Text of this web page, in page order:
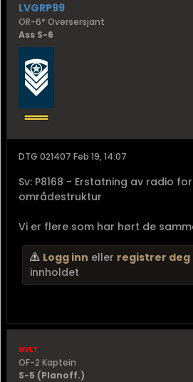
LVGRP99
OR-6* Oversersjant
Ass S-6
DTG 021407 Feb 19, 14:07
Sv: P8168 - Erstatning av radio
områdestruktur
Vi er flere som har hørt de
Logg inn eller registrer deg
innholdet
hvlt
OF-2 Kaptein
S-5 (Planoff.)